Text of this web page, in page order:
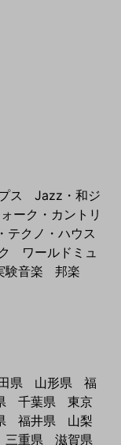
ス
Jazz・和ジ
ーク・カントリ
テクノ・ハウス
ワールドミュ
験音楽 邦楽
県 山形県
福
千葉県
東京
福井県
山梨
三重県 滋賀県